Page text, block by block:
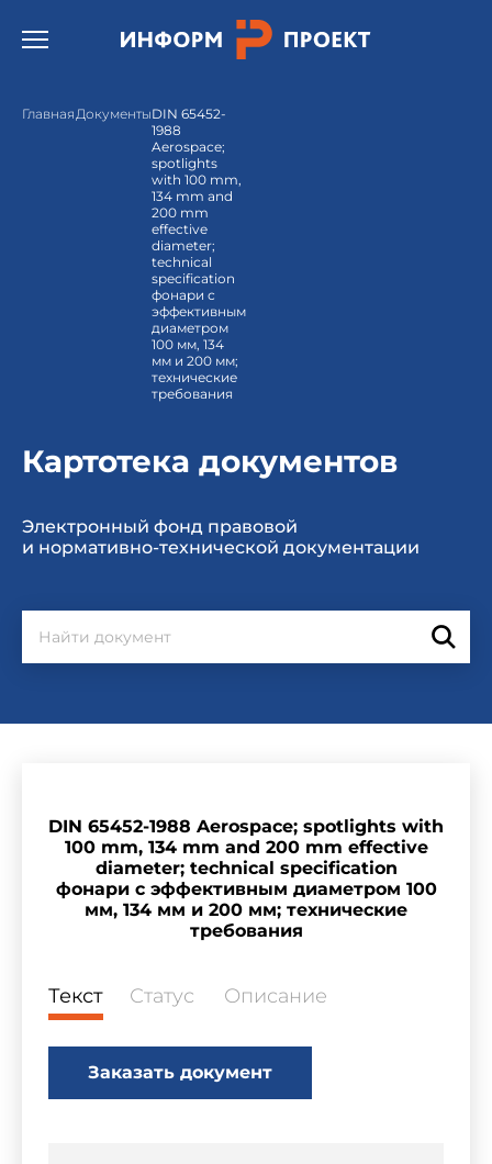
Открыть бургер меню.
ГлавнаяДокументыDIN 65452-
1988
Aerospace;
spotlights
with 100 mm,
134 mm and
200 mm
effective
diameter;
technical
specification
фонари с
эффективным
диаметром
100 мм, 134
мм и 200 мм;
технические
требования
Картотека документов
Электронный фонд правовой
и нормативно-технической документации
DIN 65452-1988 Aerospace; spotlights with
100 mm, 134 mm and 200 mm effective
diameter; technical specification
фонари с эффективным диаметром 100
мм, 134 мм и 200 мм; технические
требования
Текст Статус Описание
Заказать документ